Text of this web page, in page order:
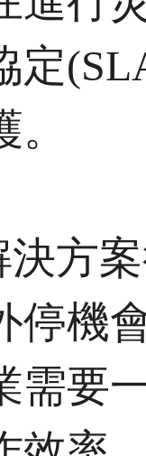
定
方
停機
需要